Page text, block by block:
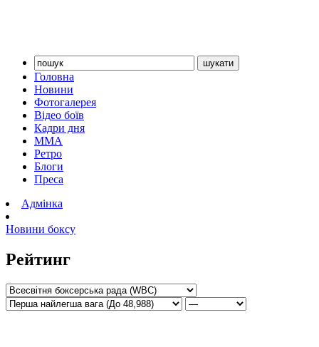
Головна
Новини
Фотогалерея
Відео боїв
Кадри дня
ММА
Ретро
Блоги
Преса
Адмінка
Новини боксу
Рейтинг